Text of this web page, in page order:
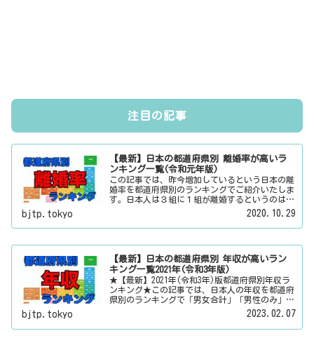
注目の記事
【最新】日本の都道府県別 離婚率が高いラ
ンキング一覧(令和元年版)
この記事では、昨今増加しているという日本の離
婚率を都道府県別のランキングでご紹介いたしま
す。日本人は３組に１組が離婚するというのは本
当なのかその真偽は？その他にも、大日本観光新
聞では、方言・お土産・名物・観光スポット・デ
ートスポット・パワースポット・心霊スポットな
しています。
bjtp.tokyo 2020.10.29
【最新】日本の都道府県別 年収が高いラン
キング一覧2021年(令和3年版)
★【最新】2021年(令和3年)版都道府県別年収ラ
ンキング★この記事では、日本人の年収を都道府
県別のランキングで「男女合計」「男性のみ」
「女性のみ」の３パターンでご紹介いたします。
また、月給と賞与（ボーナス）、平均年齢と平均
の勤続年数についても表示しています。
bjtp.tokyo 2023.02.07